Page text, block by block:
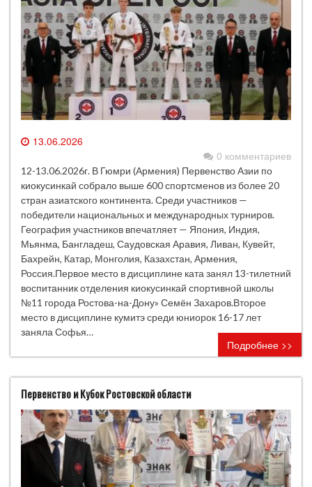
13.06.2026
0 комментариев
12-13.06.2026г. В Гюмри (Армения) Первенство Азии по
киокусинкай собрало выше 600 спортсменов из более 20
стран азиатского континента. Среди участников —
победители национальных и международных турниров.
География участников впечатляет — Япония, Индия,
Мьянма, Бангладеш, Саудовская Аравия, Ливан, Кувейт,
Бахрейн, Катар, Монголия, Казахстан, Армения,
Россия.Первое место в дисциплине ката занял 13-тилетний
воспитанник отделения киокусинкай спортивной школы
№11 города Ростова-на-Дону» Семён Захаров.Второе
место в дисциплине кумитэ среди юниорок 16-17 лет
заняла Софья…
Подробнее >>
Первенство и Кубок Ростовской области